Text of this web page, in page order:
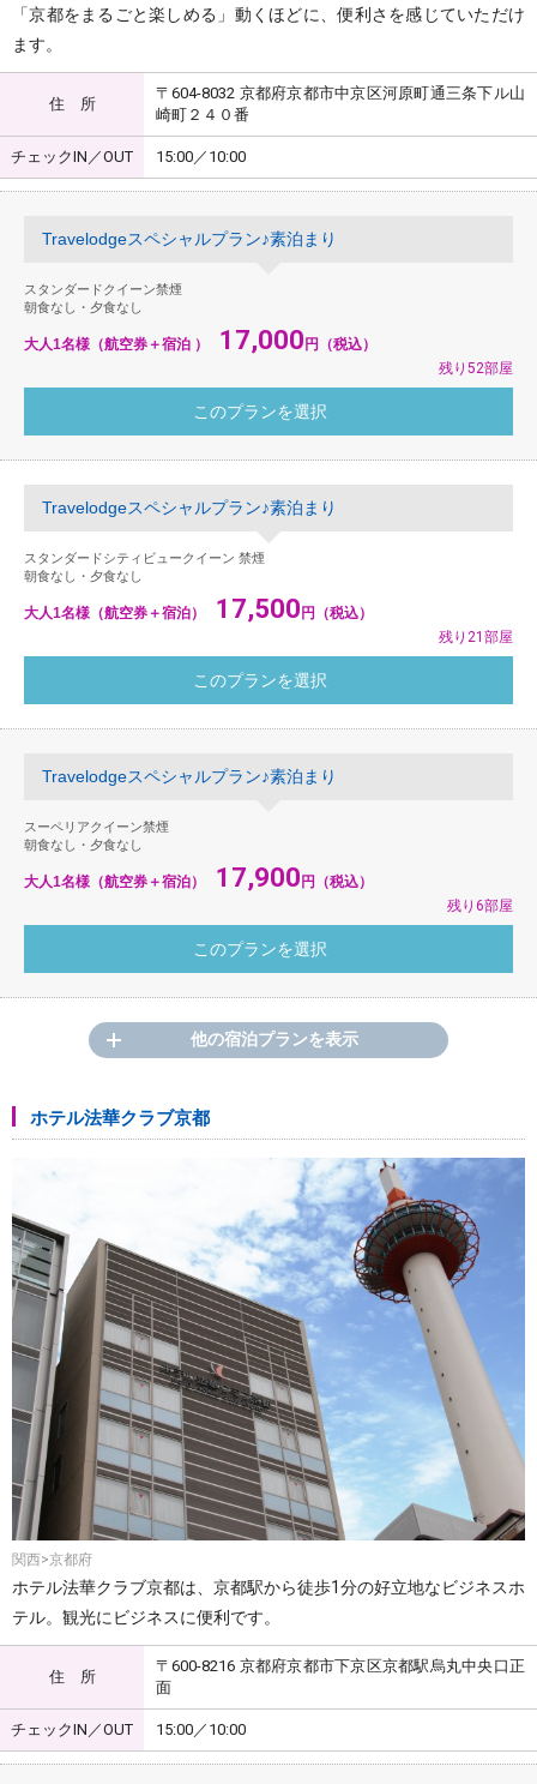
「京都をまるごと楽しめる」動くほどに、便利さを感じていただけ
ます。
住 所
〒604-8032 京都府京都市中京区河原町通三条下ル山
崎町２４０番
チェックIN／OUT 15:00／10:00
Travelodgeスペシャルプラン♪素泊まり
スタンダードクイーン禁煙
朝食なし・夕食なし
大人1名様（航空券＋宿泊 ） 17,000円（税込）
残り52部屋
Travelodgeスペシャルプラン♪素泊まり
スタンダードシティビュークイーン 禁煙
朝食なし・夕食なし
大人1名様（航空券＋宿泊） 17,500円（税込）
残り21部屋
Travelodgeスペシャルプラン♪素泊まり
スーペリアクイーン禁煙
朝食なし・夕食なし
大人1名様（航空券＋宿泊） 17,900円（税込）
残り6部屋
他の宿泊プランを表示
ホテル法華クラブ京都
関西>京都府
ホテル法華クラブ京都は、京都駅から徒歩1分の好立地なビジネスホ
テル。観光にビジネスに便利です。
住 所
〒600-8216 京都府京都市下京区京都駅烏丸中央口正
面
チェックIN／OUT 15:00／10:00